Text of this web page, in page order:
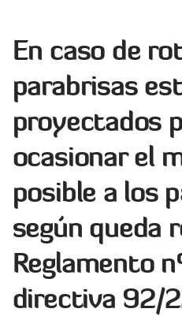
En caso de
parabrisas
proyectados
ocasionar el
posible a los
según queda
Reglamento
directiva 92/